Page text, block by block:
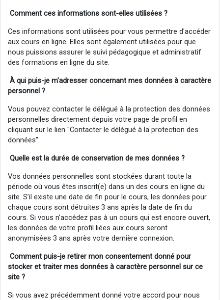
Comment ces informations sont-elles utilisées ?
Ces informations sont utilisées pour vous permettre d'accéder
aux cours en ligne. Elles sont également utilisées pour que
nous puissions assurer le suivi pédagogique et administratif
des formations en ligne du site.
À qui puis-je m'adresser concernant mes données à caractère
personnel ?
Vous pouvez contacter le délégué à la protection des données
personnelles directement depuis votre page de profil en
cliquant sur le lien "Contacter le délégué à la protection des
données".
Quelle est la durée de conservation de mes données ?
Vos données personnelles sont stockées durant toute la
période où vous êtes inscrit(e) dans un des cours en ligne du
site. S’il existe une date de fin pour le cours, les données pour
chaque cours sont détruites 3 ans après la date de fin du
cours. Si vous n’accédez pas à un cours qui est encore ouvert,
les données de votre profil liées aux cours seront
anonymisées 3 ans après votre dernière connexion.
Comment puis-je retirer mon consentement donné pour
stocker et traiter mes données à caractère personnel sur ce
site ?
Si vous avez précédemment donné votre accord pour nous